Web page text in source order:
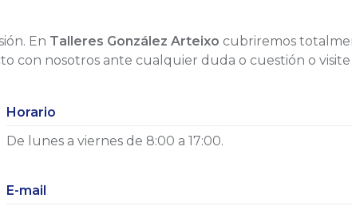
En Talleres González Arteixo cubriremos
con nosotros ante cualquier duda o cuestión o
Horario
De lunes a viernes de 8:00 a 17:00.
E-mail